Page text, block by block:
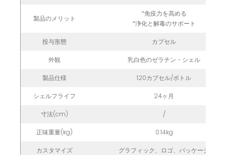
製品のメリット
*免疫力を高める
*浄化と解毒のサポート
投与形態 カプセル
外観 乳白色のゼラチン・シェル
製品仕様 120カプセル/ボトル
シェルフライフ 24ヶ月
寸法(cm) /
正味重量(kg) 0.14kg
カスタマイズ グラフィック、ロゴ、パッケージ